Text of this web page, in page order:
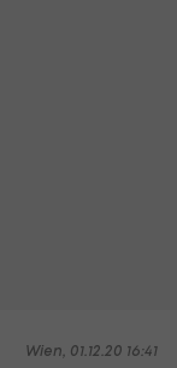
Wien, 01.12.20 16:41